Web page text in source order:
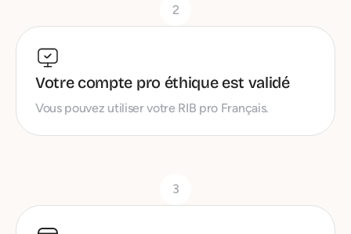
2
Votre compte pro éthique est validé
Vous pouvez utiliser votre RIB pro Français.
3